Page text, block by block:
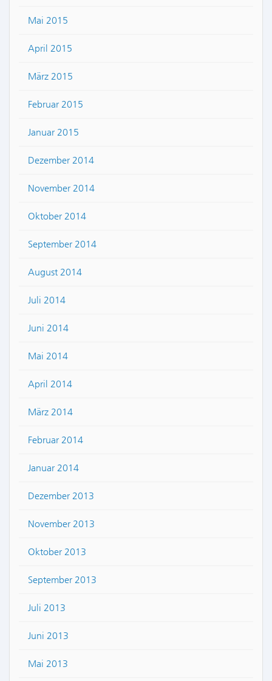
Mai 2015
April 2015
März 2015
Februar 2015
Januar 2015
Dezember 2014
November 2014
Oktober 2014
September 2014
August 2014
Juli 2014
Juni 2014
Mai 2014
April 2014
März 2014
Februar 2014
Januar 2014
Dezember 2013
November 2013
Oktober 2013
September 2013
Juli 2013
Juni 2013
Mai 2013